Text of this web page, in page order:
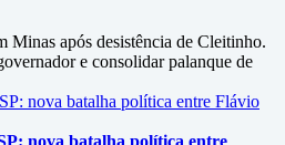
Minas após desistência de Cleitinho.
e consolidar palanque de
nova batalha política entre